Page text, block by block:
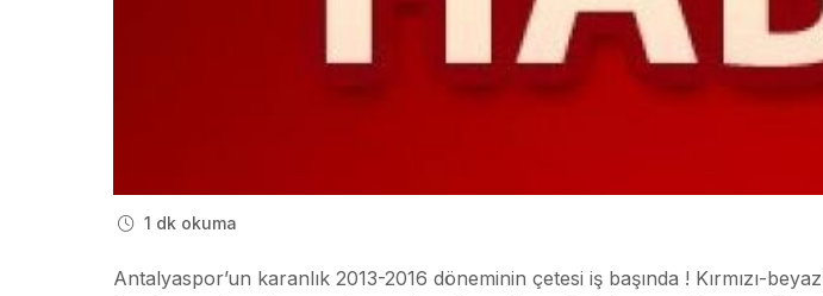
1 dk okuma
Antalyaspor’un karanlık 2013-2016 döneminin çetesi iş başında ! Kırmızı-